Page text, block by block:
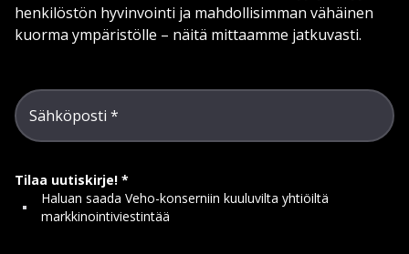
henkilöstön hyvinvointi ja mahdollisimman vähäinen
kuorma ympäristölle – näitä mittaamme jatkuvasti.
Sähköposti
Tilaa uutiskirje!
Haluan saada Veho-konserniin kuuluvilta yhtiöiltä
markkinointiviestintää